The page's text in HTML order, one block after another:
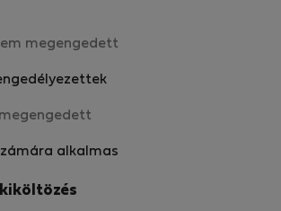
megengedett
alkalmas